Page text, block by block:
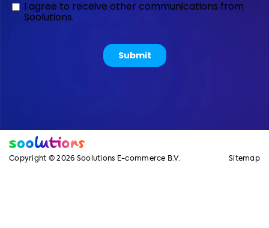
Copyright © 2026 Soolutions E-commerce B.V. Sitemap